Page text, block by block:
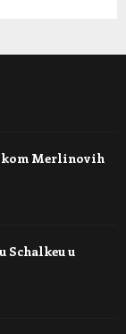
Merlinovih
Schalkeu u